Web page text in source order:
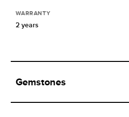
WARRANTY
2 years
Gemstones